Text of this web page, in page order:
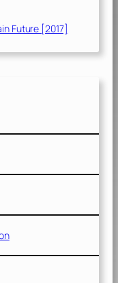
Future [2017]